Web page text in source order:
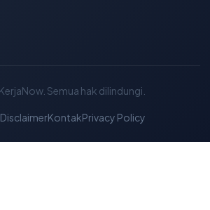
KerjaNow. Semua hak dilindungi.
DisclaimerKontakPrivacy Policy